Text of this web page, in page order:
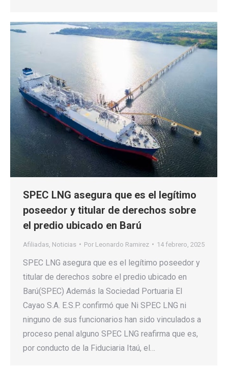
SPEC LNG asegura que es el legítimo
poseedor y titular de derechos sobre
el predio ubicado en Barú
Afiliadas Noticias Por Leonardo Ramirez 14 febrero, 2025
SPEC LNG asegura que es el legítimo poseedor y
titular de derechos sobre el predio ubicado en
Barú(SPEC) Además la Sociedad Portuaria El
Cayao S.A. E.S.P. confirmó que Ni SPEC LNG ni
ninguno de sus funcionarios han sido vinculados a
proceso penal alguno SPEC LNG reafirma que es,
por conducto de la Fiduciaria Itaú, el…